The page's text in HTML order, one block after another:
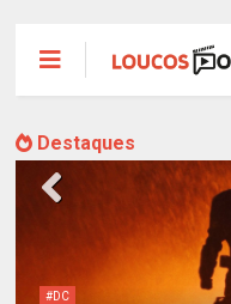
Destaques
Alejandro G. Iñárritu